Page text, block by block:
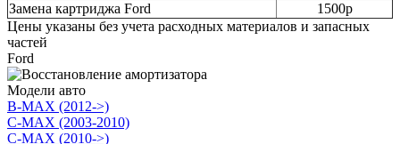
Замена картриджа Ford
1500р
Цены указаны без учета расходных материалов и запасных
частей
Ford
Модели авто
B-MAX (2012->)
C-MAX (2003-2010)
C-MAX (2010->)